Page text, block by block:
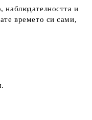
наблюдателността и
времето си сами,